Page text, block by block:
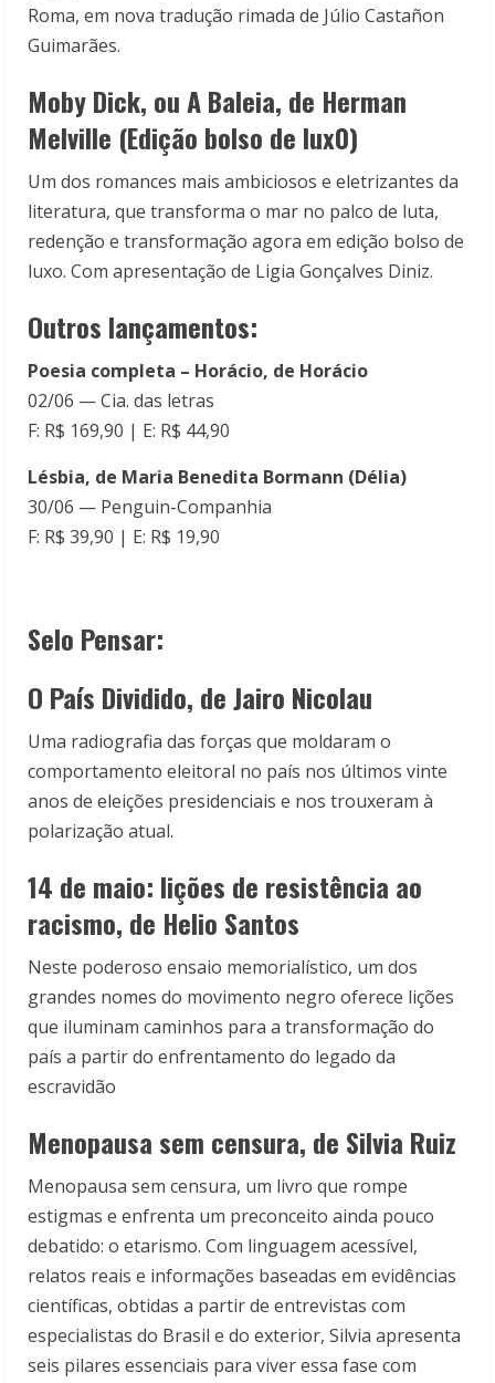
Roma, em nova tradução rimada de Júlio Castañon
Guimarães.
Moby Dick, ou A Baleia, de Herman
Melville (Edição bolso de lux0)
Um dos romances mais ambiciosos e eletrizantes da
literatura, que transforma o mar no palco de luta,
redenção e transformação agora em edição bolso de
luxo. Com apresentação de Ligia Gonçalves Diniz.
Outros lançamentos:
Poesia completa – Horácio, de Horácio
02/06 — Cia. das letras
F: R$ 169,90 | E: R$ 44,90
Lésbia, de Maria Benedita Bormann (Délia)
30/06 — Penguin-Companhia
F: R$ 39,90 | E: R$ 19,90
Selo Pensar:
O País Dividido, de Jairo Nicolau
Uma radiografia das forças que moldaram o
comportamento eleitoral no país nos últimos vinte
anos de eleições presidenciais e nos trouxeram à
polarização atual.
14 de maio: lições de resistência ao
racismo, de Helio Santos
Neste poderoso ensaio memorialístico, um dos
grandes nomes do movimento negro oferece lições
que iluminam caminhos para a transformação do
país a partir do enfrentamento do legado da
escravidão
Menopausa sem censura, de Silvia Ruiz
Menopausa sem censura, um livro que rompe
estigmas e enfrenta um preconceito ainda pouco
debatido: o etarismo. Com linguagem acessível,
relatos reais e informações baseadas em evidências
científicas, obtidas a partir de entrevistas com
especialistas do Brasil e do exterior, Silvia apresenta
seis pilares essenciais para viver essa fase com